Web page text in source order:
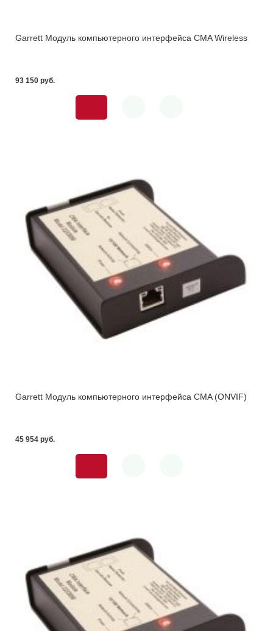
Garrett Модуль компьютерного интерфейса CMA Wireless
93 150 pуб.
Garrett Модуль компьютерного интерфейса CMA (ONVIF)
45 954 pуб.